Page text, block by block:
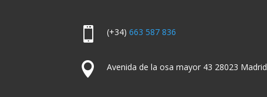
 (+34) 663 587 836
 Avenida de la osa mayor 43 28023 Madrid